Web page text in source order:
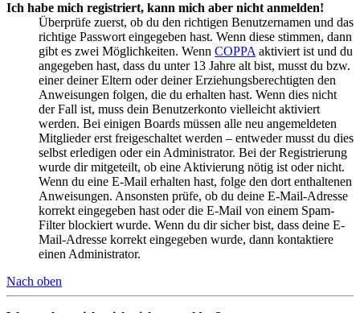
Ich habe mich registriert, kann mich aber nicht anmelden!
Überprüfe zuerst, ob du den richtigen Benutzernamen und das
richtige Passwort eingegeben hast. Wenn diese stimmen, dann
gibt es zwei Möglichkeiten. Wenn COPPA aktiviert ist und du
angegeben hast, dass du unter 13 Jahre alt bist, musst du bzw.
einer deiner Eltern oder deiner Erziehungsberechtigten den
Anweisungen folgen, die du erhalten hast. Wenn dies nicht
der Fall ist, muss dein Benutzerkonto vielleicht aktiviert
werden. Bei einigen Boards müssen alle neu angemeldeten
Mitglieder erst freigeschaltet werden – entweder musst du dies
selbst erledigen oder ein Administrator. Bei der Registrierung
wurde dir mitgeteilt, ob eine Aktivierung nötig ist oder nicht.
Wenn du eine E-Mail erhalten hast, folge den dort enthaltenen
Anweisungen. Ansonsten prüfe, ob du deine E-Mail-Adresse
korrekt eingegeben hast oder die E-Mail von einem Spam-
Filter blockiert wurde. Wenn du dir sicher bist, dass deine E-
Mail-Adresse korrekt eingegeben wurde, dann kontaktiere
einen Administrator.
Nach oben